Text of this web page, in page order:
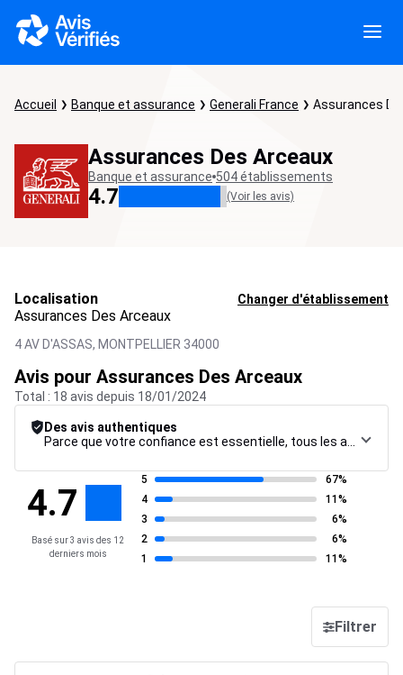
Accueil Banque et assurance Generali France Assurances
Assurances Des Arceaux
Banque et assurance 504 établissements
4.7 (Voir les avis)
Localisation Changer d'établissement
Assurances Des Arceaux
4 AV D'ASSAS, MONTPELLIER 34000
Avis pour Assurances Des Arceaux
Total : 18 avis depuis 18/01/2024
Des avis authentiques
4.7
Basé sur 3 avis des 12
derniers mois
5
67%
4
11%
3
6%
2
6%
1
11%
Filtrer